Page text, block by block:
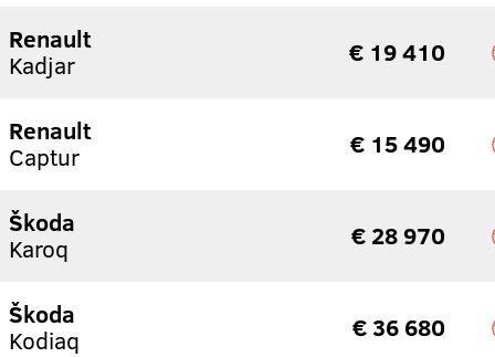
Renault
Kadjar
€ 19 410
Renault
Captur
€ 15 490
Škoda
Karoq
€ 28 970
Škoda
Kodiaq
€ 36 680